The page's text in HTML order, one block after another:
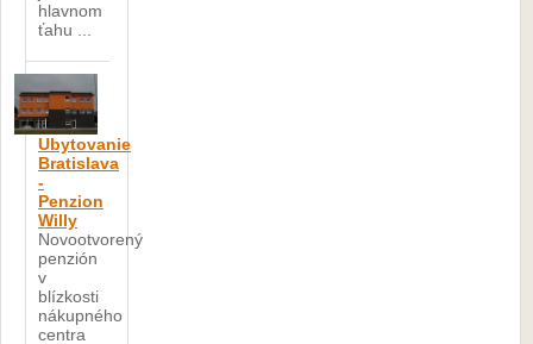
hlavnom
ťahu ...
Ubytovanie
Bratislava
-
Penzion
Willy
Novootvorený
penzión
v
blízkosti
nákupného
centra